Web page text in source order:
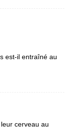
est-il entraîné au
cerveau au